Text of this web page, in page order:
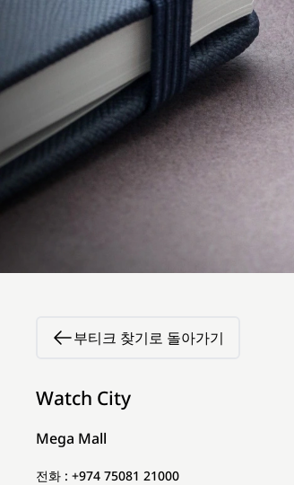
부티크 찾기로 돌아가기
Watch City
Mega Mall
전화 : +974 75081 21000